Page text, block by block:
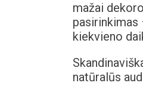
mažai
pasirinkimas
kiekvieno
natūralūs